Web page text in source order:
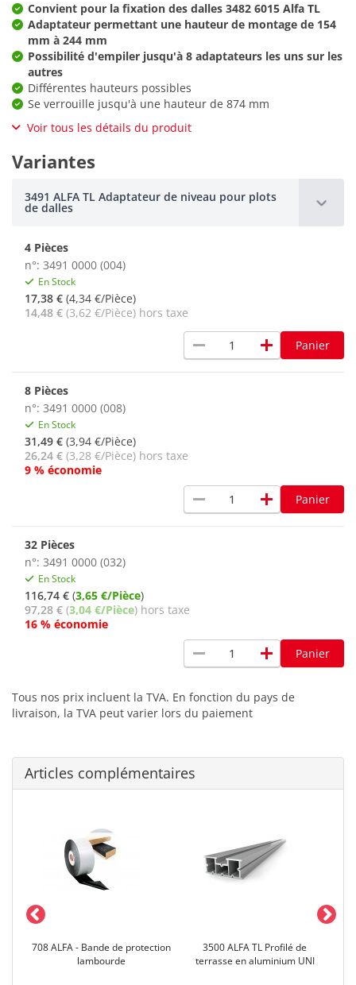
Convient pour la fixation des dalles 3482 6015 Alfa TL
Adaptateur permettant une hauteur de montage de 154
mm à 244 mm
Possibilité d'empiler jusqu'à 8 adaptateurs les uns sur les
autres
Différentes hauteurs possibles
Se verrouille jusqu'à une hauteur de 874 mm
Voir tous les détails du produit
Variantes
3491 ALFA TL Adaptateur de niveau pour plots
de dalles
4 Pièces
n°: 3491 0000 (004)
En Stock
17,38 € (4,34 €/Pièce)
14,48 € (3,62 €/Pièce) hors taxe
remove add Panier
8 Pièces
n°: 3491 0000 (008)
En Stock
31,49 € (3,94 €/Pièce)
26,24 € (3,28 €/Pièce) hors taxe
9 % économie
remove add Panier
32 Pièces
n°: 3491 0000 (032)
En Stock
116,74 € (3,65 €/Pièce)
97,28 € (3,04 €/Pièce) hors taxe
16 % économie
remove add Panier
Tous nos prix incluent la TVA. En fonction du pays de
livraison, la TVA peut varier lors du paiement
Articles complémentaires
708 ALFA - Bande de protection
lambourde
3500 ALFA TL Profilé de
terrasse en aluminium UNI